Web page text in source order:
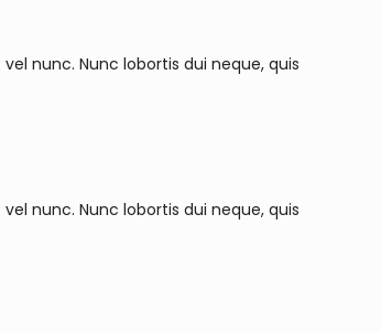
nunc. Nunc lobortis dui neque, quis
nunc. Nunc lobortis dui neque, quis